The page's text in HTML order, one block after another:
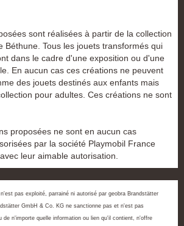
sont réalisées à partir de la collection
Béthune. Tous les jouets transformés qui
dans le cadre d'une exposition ou d'une
En aucun cas ces créations ne peuvent
des jouets destinés aux enfants mais
pour adultes. Ces créations ne sont
proposées ne sont en aucun cas
par la société Playmobil France
leur aimable autorisation.
pas exploité, parrainé ni autorisé par geobra Brandstätter
GmbH & Co. KG ne sanctionne pas et n'est pas
de n'importe quelle information ou lien qu'il contient, n'offre